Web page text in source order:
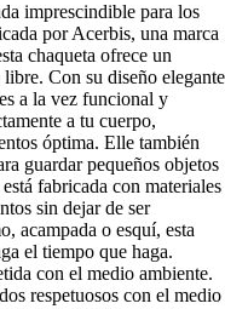
imprescindible para los
por Acerbis, una marca
chaqueta ofrece un
Con su diseño elegante
a la vez funcional y
a tu cuerpo,
óptima. Elle también
guardar pequeños objetos
fabricada con materiales
sin dejar de ser
acampada o esquí, esta
el tiempo que haga.
con el medio ambiente.
respetuosos con el medio